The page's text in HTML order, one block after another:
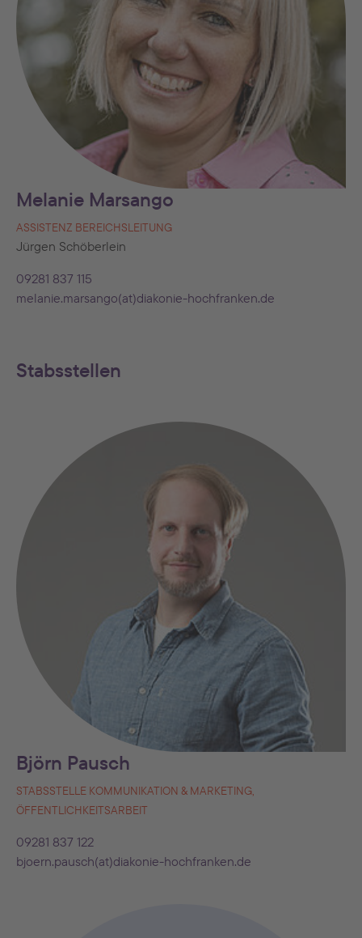
Melanie Marsango
ASSISTENZ BEREICHSLEITUNG
Jürgen Schöberlein
09281 837 115
melanie.marsango(at)diakonie-hochfranken.de
Stabsstellen
Björn Pausch
STABSSTELLE KOMMUNIKATION & MARKETING,
ÖFFENTLICHKEITSARBEIT
09281 837 122
bjoern.pausch(at)diakonie-hochfranken.de